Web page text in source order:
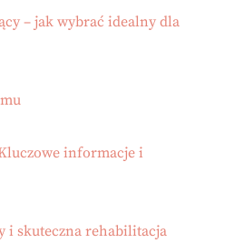
– jak wybrać idealny dla
informacje i
i skuteczna rehabilitacja